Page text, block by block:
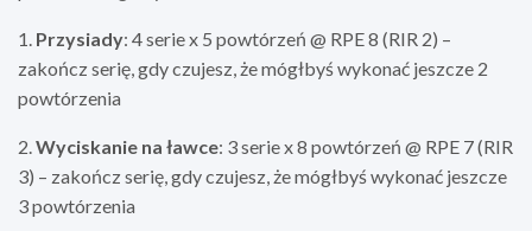
1. Przysiady: 4 serie x 5 powtórzeń @ RPE 8 (RIR 2) –
zakończ serię, gdy czujesz, że mógłbyś wykonać jeszcze 2
powtórzenia
2.Wyciskanie na ławce: 3 serie x 8 powtórzeń @ RPE 7 (RIR
3) – zakończ serię, gdy czujesz, że mógłbyś wykonać jeszcze
3 powtórzenia